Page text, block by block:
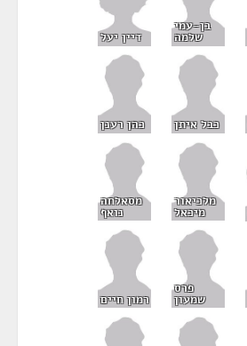
בן-עמי
שלמה דיין יעל
כבל איתן כהן רענן
מלכיאור
מיכאל
מסאלחה
נואף
פרס
שמעון רמון חיים